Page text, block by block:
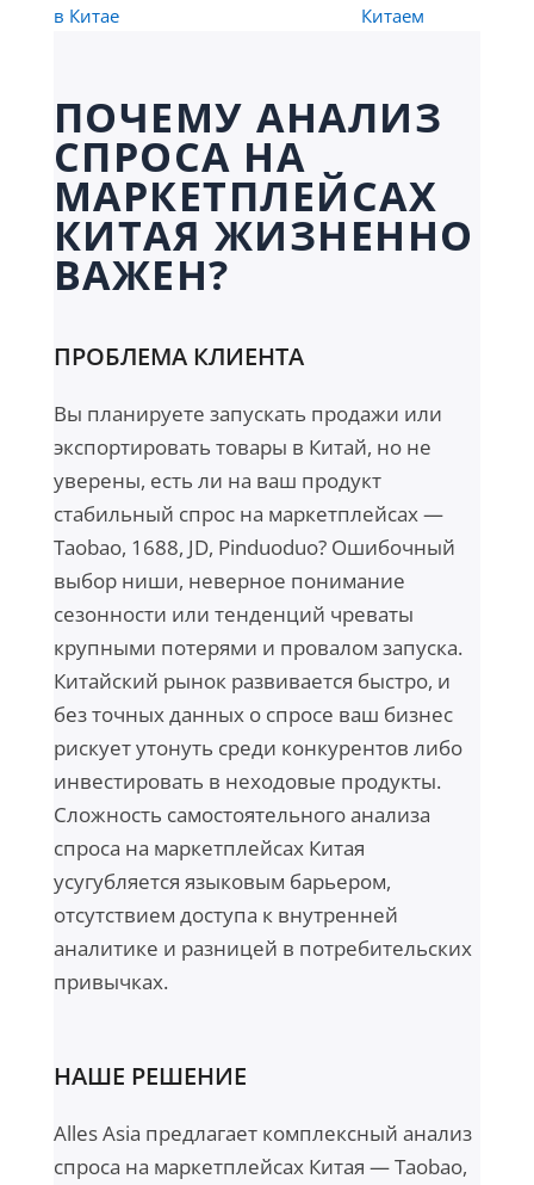
в Китае
Китаем
ПОЧЕМУ АНАЛИЗ
СПРОСА НА
МАРКЕТПЛЕЙСАХ
КИТАЯ ЖИЗНЕННО
ВАЖЕН?
ПРОБЛЕМА КЛИЕНТА
Вы планируете запускать продажи или
экспортировать товары в Китай, но не
уверены, есть ли на ваш продукт
стабильный спрос на маркетплейсах —
Taobao, 1688, JD, Pinduoduo? Ошибочный
выбор ниши, неверное понимание
сезонности или тенденций чреваты
крупными потерями и провалом запуска.
Китайский рынок развивается быстро, и
без точных данных о спросе ваш бизнес
рискует утонуть среди конкурентов либо
инвестировать в неходовые продукты.
Сложность самостоятельного анализа
спроса на маркетплейсах Китая
усугубляется языковым барьером,
отсутствием доступа к внутренней
аналитике и разницей в потребительских
привычках.
НАШЕ РЕШЕНИЕ
Alles Asia предлагает комплексный анализ
спроса на маркетплейсах Китая — Taobao,